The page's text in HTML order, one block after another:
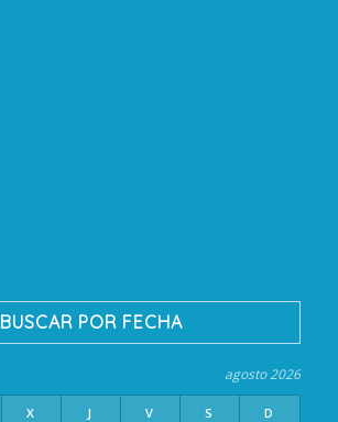
BUSCAR POR FECHA
agosto 2026
X J V S D